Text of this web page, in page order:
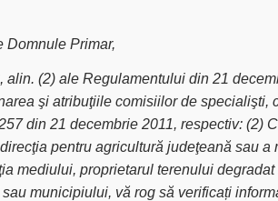
Domnule Primar,
alin. (2) ale Regulamentului din 21
şi atribuţiile comisiilor de
din 21 decembrie 2011, respectiv: (2)
pentru agricultură judeţeană sau
mediului, proprietarul terenului
municipiului, vă rog să verificați